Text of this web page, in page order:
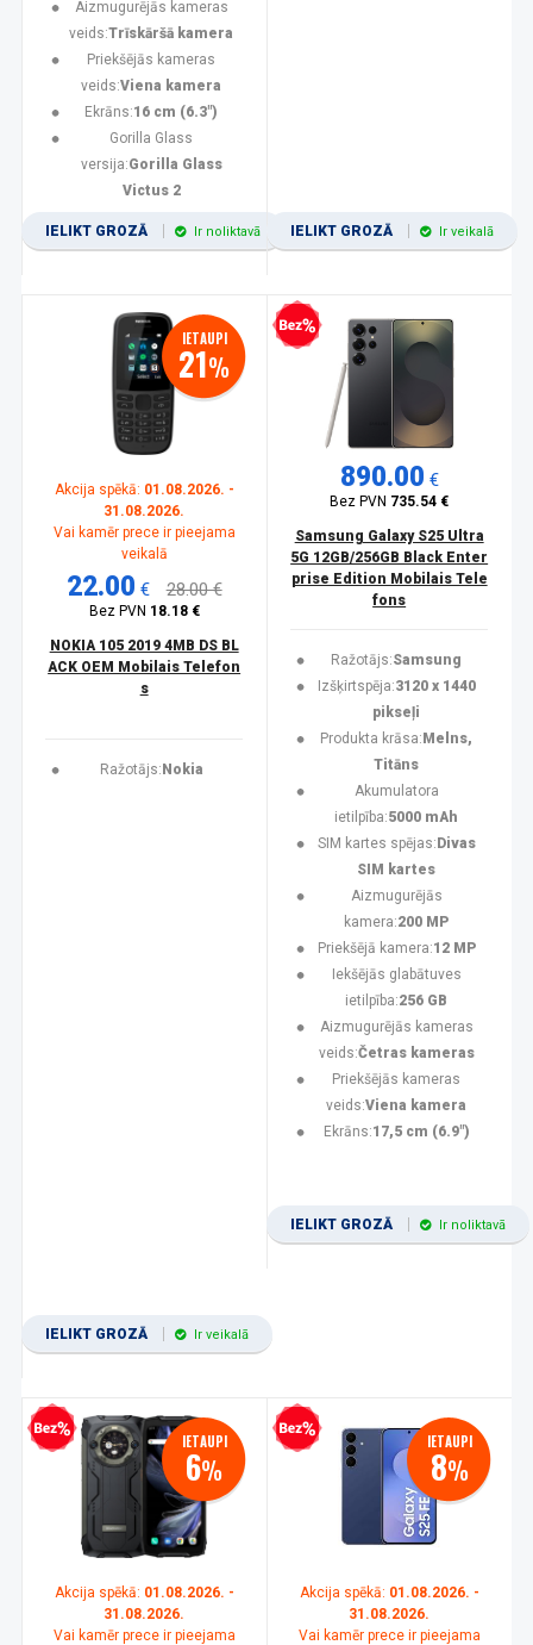
Aizmugurējās kameras
veids:Trīskāršā kamera
Priekšējās kameras
veids:Viena kamera
Ekrāns:16 cm (6.3")
Gorilla Glass
versija:Gorilla Glass
Victus 2
IELIKT GROZĀ Ir noliktavā IELIKT GROZĀ Ir veikalā
IETAUPI
21%
Akcija spēkā: 01.08.2026. -
31.08.2026.
Vai kamēr prece ir pieejama
veikalā
22.00 € 28.00 €
Bez PVN 18.18 €
NOKIA 105 2019 4MB DS BL
ACK OEM Mobilais Telefon
s
Ražotājs: Nokia
IELIKT GROZĀ Ir veikalā
Bezprocentu kredīts
890.00 €
Bez PVN 735.54 €
Samsung Galaxy S25 Ultra
5G 12GB/256GB Black Enter
prise Edition Mobilais Tele
fons
Ražotājs:Samsung
Izšķirtspēja:3120 x 1440
pikseļi
Produkta krāsa: Melns,
Titāns
Akumulatora
ietilpība:5000 mAh
SIM kartes spējas: Divas
SIM kartes
Aizmugurējās
kamera:200 MP
Priekšējā kamera:12 MP
Iekšējās glabātuves
ietilpība:256 GB
Aizmugurējās kameras
veids:Četras kameras
Priekšējās kameras
veids:Viena kamera
Ekrāns:17,5 cm (6.9")
IELIKT GROZĀ Ir noliktavā
kredīts IETAUPI
6%
Akcija spēkā: 01.08.2026. -
31.08.2026.
Vai kamēr prece ir pieejama
Bezprocentu kredīts IETAUPI
8%
Akcija spēkā: 01.08.2026. -
31.08.2026.
Vai kamēr prece ir pieejama